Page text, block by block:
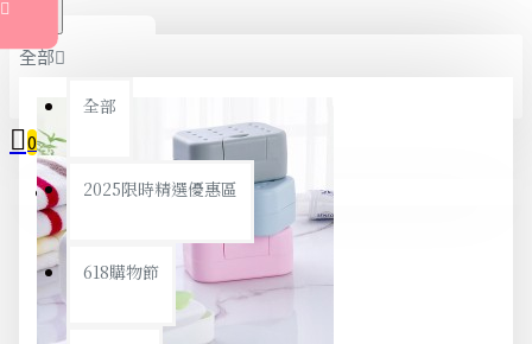
全部
全部
2025限時精選優惠區
618購物節
0
您的購物車內沒有商品！